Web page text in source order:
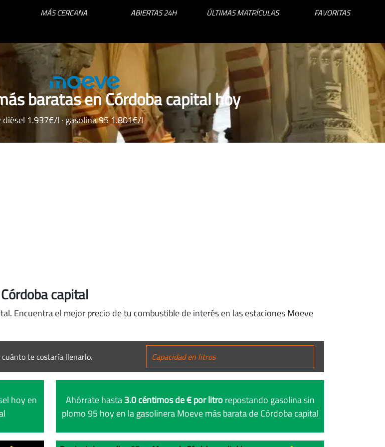
MÁS CERCANA ABIERTAS 24H ÚLTIMAS MATRÍCULAS FAVORITAS
baratas en Córdoba capital hoy
diésel 1.937€/l · gasolina 95 1.801€/l
capital
Encuentra el mejor precio de tu combustible de interés en las estaciones Moeve
te costaría llenarlo.
hoy en
Ahórrate hasta3.0 céntimos de € por litrorepostando gasolina sin
plomo 95 hoy en la gasolinera Moeve más barata de Córdoba capital